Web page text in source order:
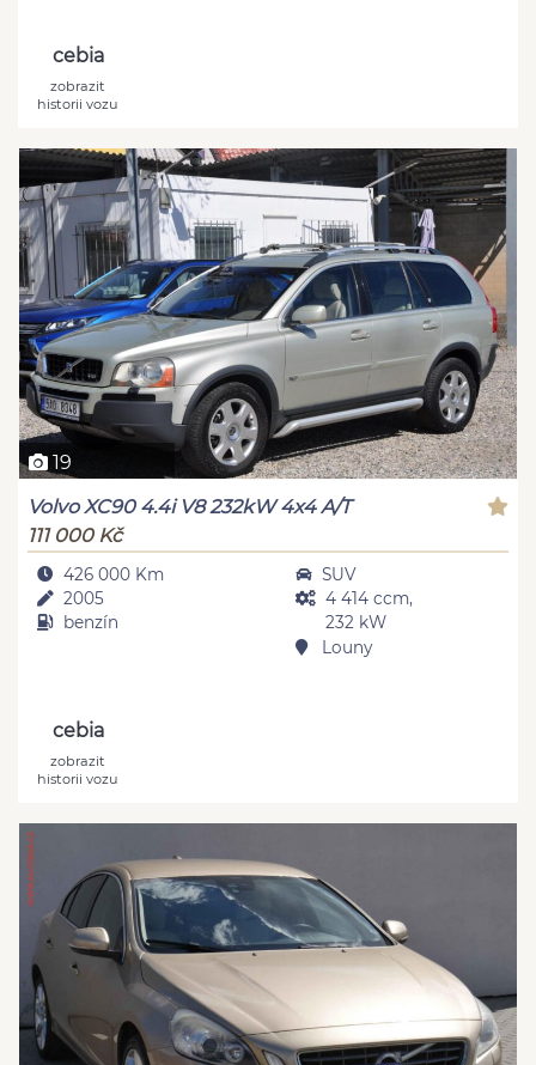
cebia
zobrazit
historii vozu
19
Volvo XC90 4.4i V8 232kW 4x4 A/T
111 000 Kč
426 000 Km
2005
benzín
SUV
4 414 ccm,
232 kW
Louny
cebia
zobrazit
historii vozu